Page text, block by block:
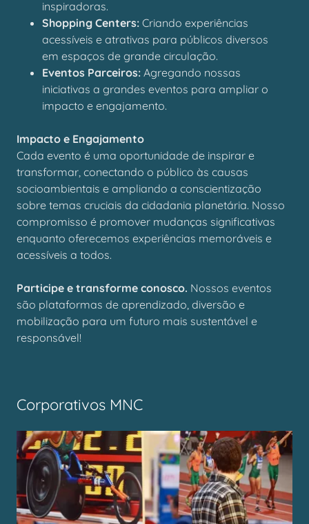
inspiradoras.
Shopping Centers:Criando experiências
acessíveis e atrativas para públicos diversos
em espaços de grande circulação.
Eventos Parceiros:Agregando nossas
iniciativas a grandes eventos para ampliar o
impacto e engajamento.
Impacto e Engajamento
Cada evento é uma oportunidade de inspirar e
transformar, conectando o público às causas
socioambientais e ampliando a conscientização
sobre temas cruciais da cidadania planetária. Nosso
compromisso é promover mudanças significativas
enquanto oferecemos experiências memoráveis e
acessíveis a todos.
Participe e transforme conosco. Nossos eventos
são plataformas de aprendizado, diversão e
mobilização para um futuro mais sustentável e
responsável!
Corporativos MNC